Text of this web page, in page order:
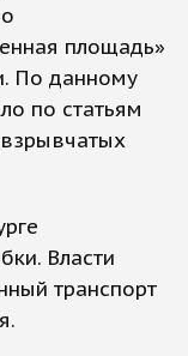
площадь»
По данному
по статьям
Власти
транспорт